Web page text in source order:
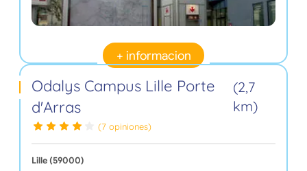
+ informacion
Odalys Campus Lille Porte
d'Arras
(2,7
km)
(7 opiniones)
Lille (59000)